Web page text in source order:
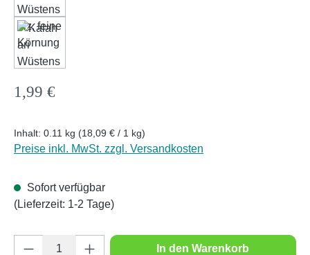
Regulärer Preis:
1,99 €
Inhalt: 0.11 kg (18,09 € / 1 kg)
Preise inkl. MwSt. zzgl. Versandkosten
Sofort verfügbar
(Lieferzeit: 1-2 Tage)
Produkt Anzahl: Gib den gewünschten
In den Warenkorb